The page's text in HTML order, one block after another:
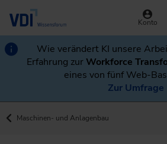
Konto
Wie verändert KI unsere
Erfahrung zurWorkforce
eines von fünf Web-
Zur Umfrage
Maschinen- und Anlagenbau